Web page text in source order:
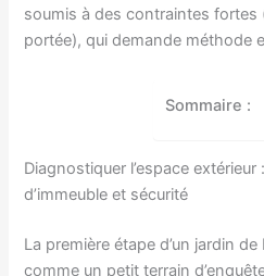
soumis à des contraintes fortes
portée), qui demande méthode
Sommaire :
Diagnostiquer l’espace
d’immeuble et sécurité
La première étape d’un jardin
comme un petit terrain